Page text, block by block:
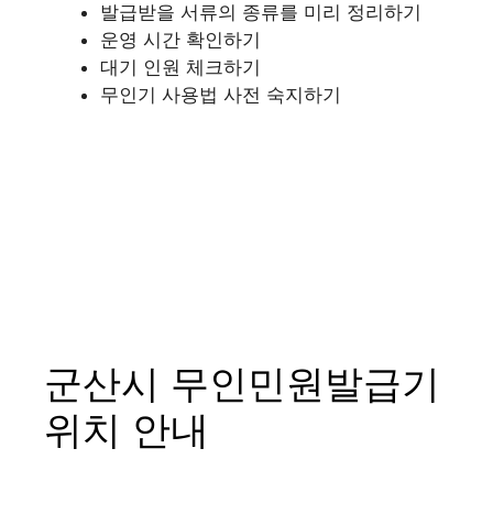
발급받을 서류의 종류를 미리 정리하기
운영 시간 확인하기
대기 인원 체크하기
무인기 사용법 사전 숙지하기
군산시 무인민원발급기
위치 안내